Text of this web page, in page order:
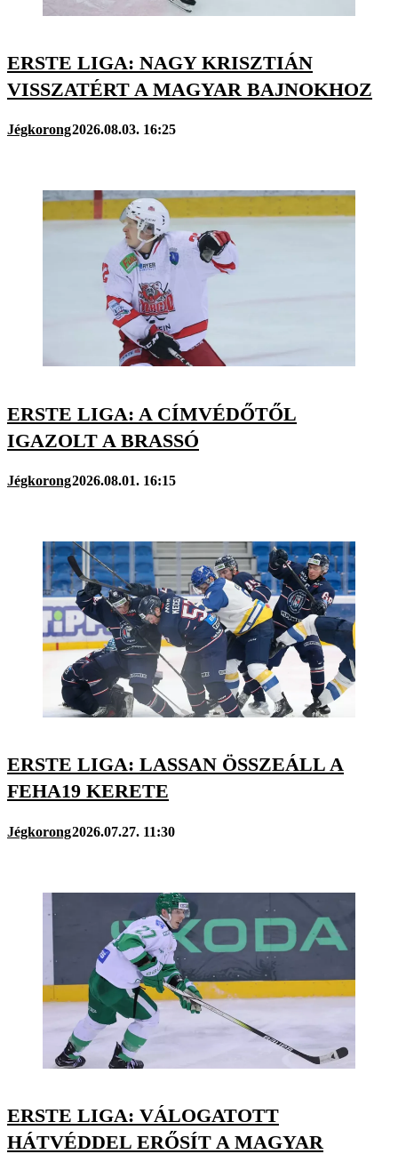
ERSTE LIGA: NAGY KRISZTIÁN
VISSZATÉRT A MAGYAR BAJNOKHOZ
Jégkorong2026.08.03. 16:25
ERSTE LIGA: A CÍMVÉDŐTŐL
IGAZOLT A BRASSÓ
Jégkorong2026.08.01. 16:15
ERSTE LIGA: LASSAN ÖSSZEÁLL A
FEHA19 KERETE
Jégkorong2026.07.27. 11:30
ERSTE LIGA: VÁLOGATOTT
HÁTVÉDDEL ERŐSÍT A MAGYAR